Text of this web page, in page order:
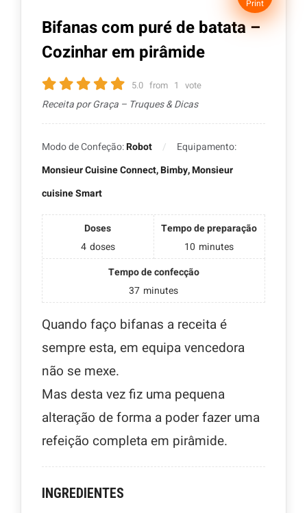
Print
Bifanas com puré de batata –
Cozinhar em pirâmide
5.0 from 1 vote
Receita por Graça – Truques & Dicas
Modo de Confeção:Robot
Equipamento:
Monsieur Cuisine Connect, Bimby, Monsieur
cuisine Smart
Doses
4 doses
Tempo de preparação
10 minutes
Tempo de confecção
37 minutes
Quando faço bifanas a receita é
sempre esta, em equipa vencedora
não se mexe.
Mas desta vez fiz uma pequena
alteração de forma a poder fazer uma
refeição completa em pirâmide.
INGREDIENTES